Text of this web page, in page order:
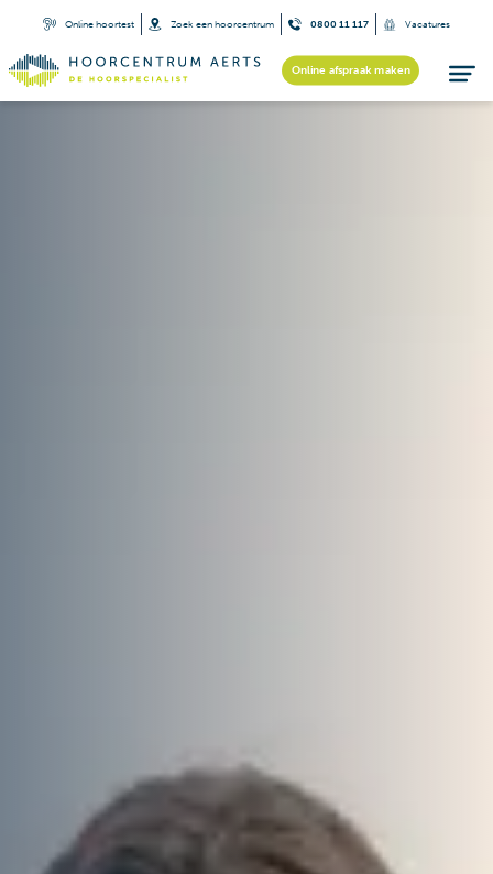
Online hoortest Zoek een hoorcentrum 0800 11 117 Vacatures
Online afspraak maken